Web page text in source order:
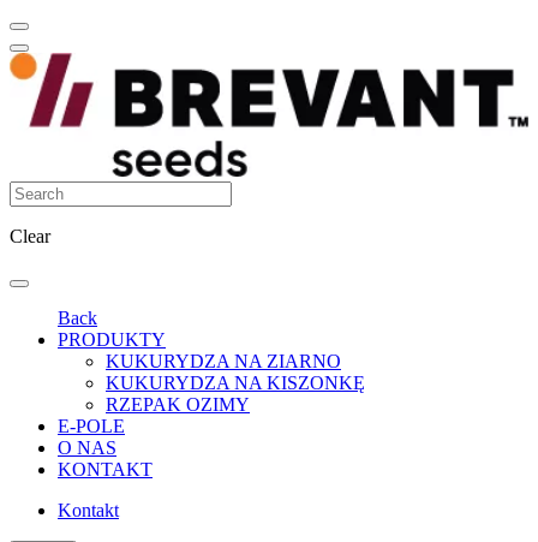
Clear
Back
PRODUKTY
KUKURYDZA NA ZIARNO
KUKURYDZA NA KISZONKĘ
RZEPAK OZIMY
E-POLE
O NAS
KONTAKT
Kontakt